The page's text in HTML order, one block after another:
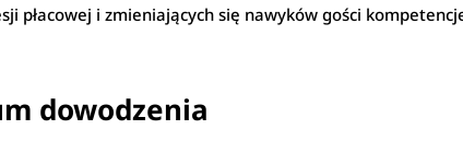
płacowej i zmieniających się nawyków gości
dowodzenia